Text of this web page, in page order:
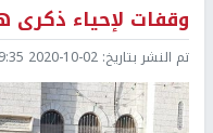
وقفات لإحياء
تم النشر بتاريخ: 2020-10-02 09:35